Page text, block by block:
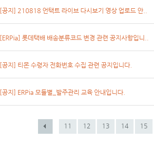
[공지] 210818 언택트 라이브 다시보기 영상 업로드 안..
[ERPia] 롯데택배 배송분류코드 변경 관련 공지사항입니..
[공지] 티몬 수령자 전화번호 수집 관련 공지입니다.
[공지] ERPia 모듈별_발주관리 교육 안내입니다.
11 12 13 14 15